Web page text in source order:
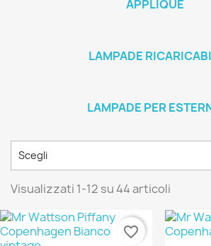
APPLIQUE
LAMPADE
LAMPADE PER
Scegli
Visualizzati 1-12 su 44 articoli
favorite_border